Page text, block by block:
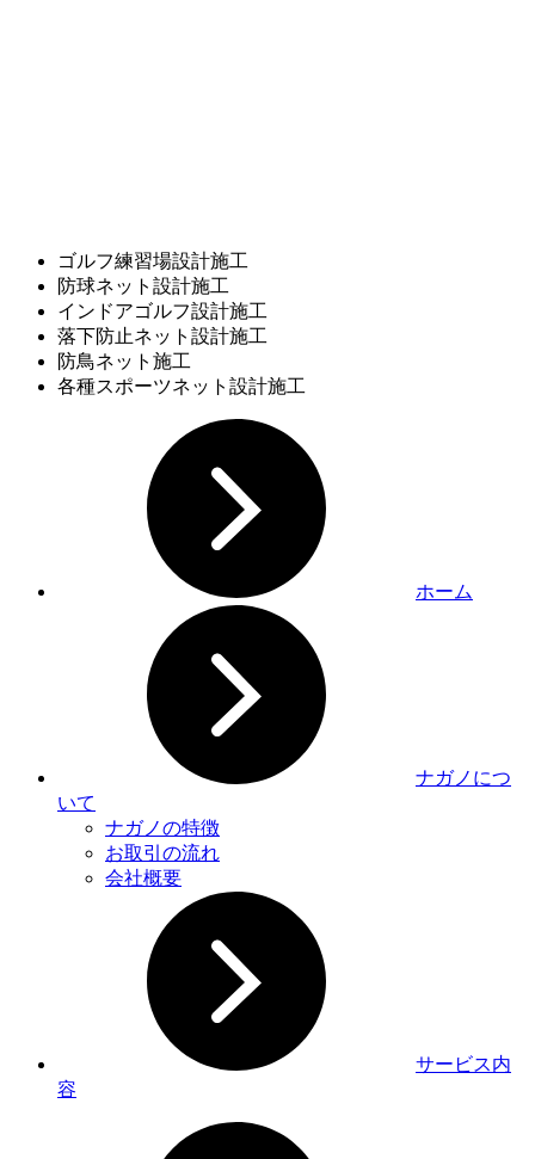
ゴルフ練習場設計施工
防球ネット設計施工
インドアゴルフ設計施工
落下防止ネット設計施工
防鳥ネット施工
各種スポーツネット設計施工
ホーム
ナガノにつ
いて
ナガノの特徴
お取引の流れ
会社概要
サービス内
容